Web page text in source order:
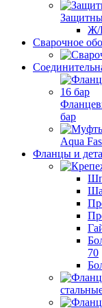
Ж/
Сварочное
бар
Aqua
Фланцы и
70